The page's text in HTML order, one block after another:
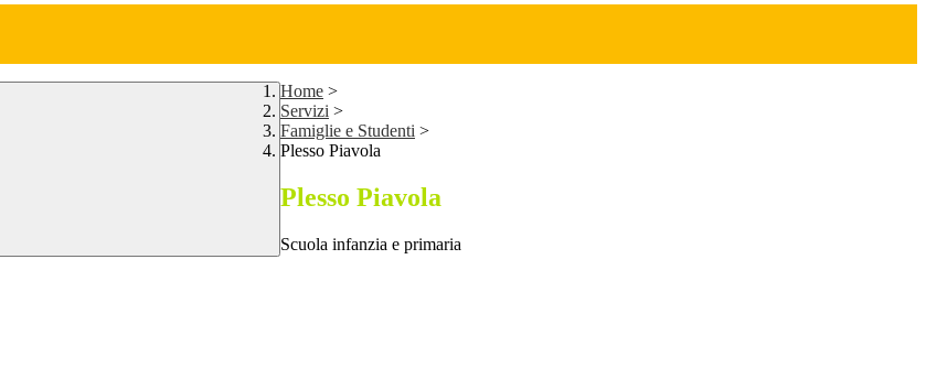
Home >
Servizi >
Famiglie e Studenti >
Plesso Piavola
Plesso Piavola
Scuola infanzia e primaria